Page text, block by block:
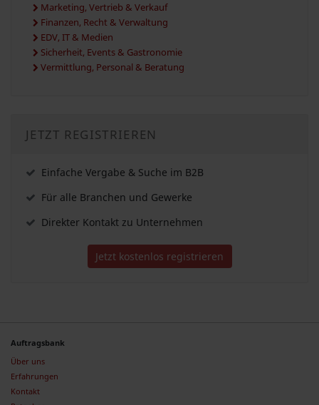
Marketing, Vertrieb & Verkauf
Finanzen, Recht & Verwaltung
EDV, IT & Medien
Sicherheit, Events & Gastronomie
Vermittlung, Personal & Beratung
JETZT REGISTRIEREN
Einfache Vergabe & Suche im B2B
Für alle Branchen und Gewerke
Direkter Kontakt zu Unternehmen
Jetzt kostenlos registrieren
Auftragsbank
Über uns
Erfahrungen
Kontakt